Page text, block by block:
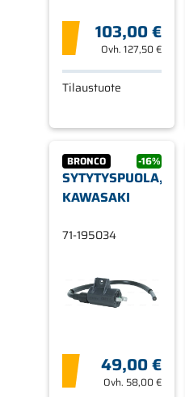
103,00 €
Ovh. 127,50 €
Tilaustuote
BRONCO -16%
SYTYTYSPUOLA,
KAWASAKI
71-195034
49,00 €
Ovh. 58,00 €